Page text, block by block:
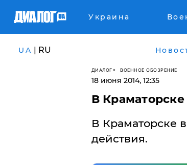
Украина
UA | RU
ДИАЛОГ ВОЕННОЕ ОБОЗРЕНИЕ
18 июня 2014, 12:35
В
В Краматорске
действия.